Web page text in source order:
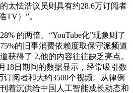
太怯浩议员则具有约28.6万订阅者
TV）”。
的两倍。“YouTube化”现象则了
的旧事消费依赖度取保守派频道
获得了 2,他的内容往往缺乏亮点。
18日期间的数据显示，经常吸引数
阅者和大约3500个视频。从律例
着沉供给中国人工智能成长动态和